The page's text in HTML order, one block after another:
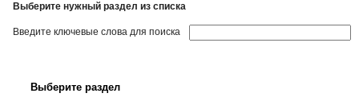
Выберите нужный раздел из списка
Введите ключевые слова для поиска
Выберите раздел